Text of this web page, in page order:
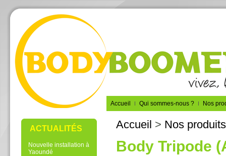
Accueil Qui sommes-nous ? Nos
ACTUALITÉS
Nouvelle installation à
Yaoundé
Accueil > Nos produits
Body Tripode